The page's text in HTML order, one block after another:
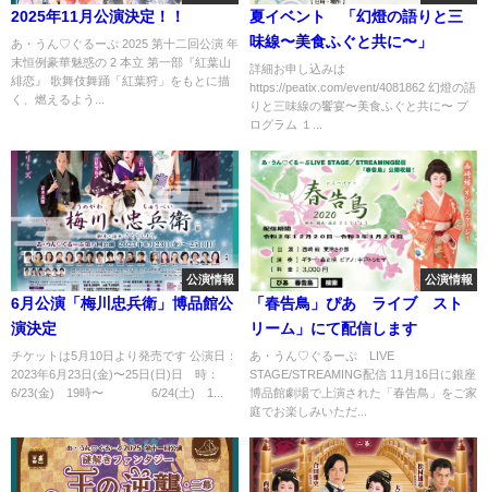
2025年11月公演決定！！
あ・うん♡ぐるーぷ 2025 第十二回公演 年
末恒例豪華魅惑の 2 本立 第一部『紅葉山
緋恋』 歌舞伎舞踊「紅葉狩」をもとに描
く、燃えるよう...
夏イベント 「幻燈の語りと三
味線〜美食ふぐと共に〜」
詳細お申し込みは
https://peatix.com/event/4081862 幻燈の語
りと三味線の饗宴〜美食ふぐと共に〜 プ
ログラム １...
公演情報
6月公演「梅川忠兵衛」博品館公
演決定
チケットは5月10日より発売です 公演日：
2023年6月23日(金)〜25日(日)日 時：
6/23(金) 19時〜 6/24(土) 1...
公演情報
「春告鳥」ぴあ ライブ スト
リーム」にて配信します
あ・うん♡ぐるーぷ LIVE
STAGE/STREAMING配信 11月16日に銀座
博品館劇場で上演された「春告鳥」をご家
庭でお楽しみいただ...